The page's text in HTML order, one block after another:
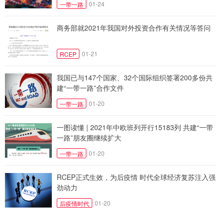
一带一路 01-24
商务部就2021年我国对外投资合作有关情况等答问
RCEP 01-21
我国已与147个国家、32个国际组织签署200多份共
建“一带一路”合作文件
一带一路 01-20
一图读懂 | 2021年中欧班列开行15183列 共建“一带
一路”朋友圈继续扩大
一带一路 01-20
RCEP正式生效，为后疫情 时代全球经济复苏注入强
劲动力
后疫情时代 01-20